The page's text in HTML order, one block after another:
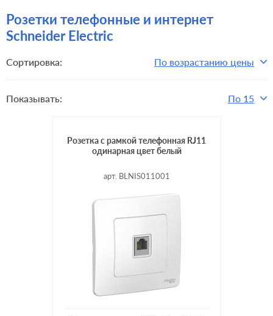
Розетки телефонные и интернет
Schneider Electric
Сортировка: По возрастанию цены
Показывать: По 15
Розетка с рамкой телефонная RJ11
одинарная цвет белый
арт. BLNIS011001